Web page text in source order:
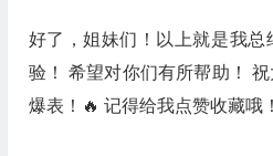
好了，姐妹们！以上就是我
验！ 希望对你们有所帮助！
爆表！🔥 记得给我点赞收藏